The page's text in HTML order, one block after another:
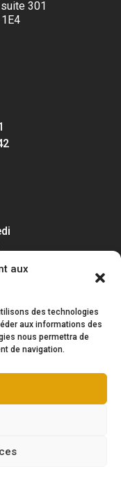
aux
des technologies
aux informations des
nous permettra de
de navigation.
301